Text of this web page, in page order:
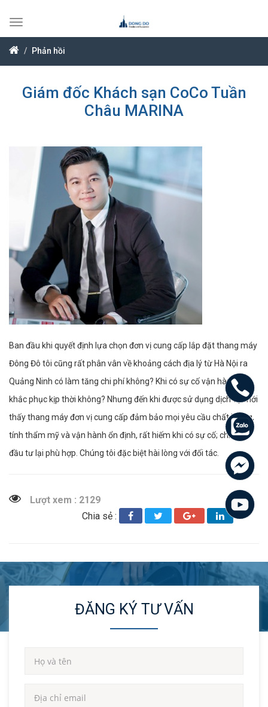
Toggle
navigation
Phản hồi
Giám đốc Khách sạn CoCo Tuần
Châu MARINA
Ban đầu khi quyết định lựa chọn đơn vị cung cấp lắp đặt thang máy
Đông Đô tôi cũng rất phân vân về khoảng cách địa lý từ Hà Nội ra
Quảng Ninh có làm tăng chi phí không? Khi có sự cố vận hành có
khắc phục kịp thời không? Nhưng đến khi được sử dụng dịch vụ mới
thấy thang máy đơn vị cung cấp đảm bảo mọi yêu cầu chất lượng,
tính thẩm mỹ và vận hành ổn định, rất hiếm khi có sự cố; chi phí
đầu tư lại phù hợp. Chúng tôi đặc biệt hài lòng với đối tác.
Lượt xem : 2129
Chia sẻ :
ĐĂNG KÝ TƯ VẤN